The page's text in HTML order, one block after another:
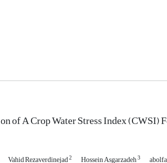
of A Crop Water Stress Index (CWSI)
Vahid Rezaverdinejad2 Hossein Asgarzadeh3